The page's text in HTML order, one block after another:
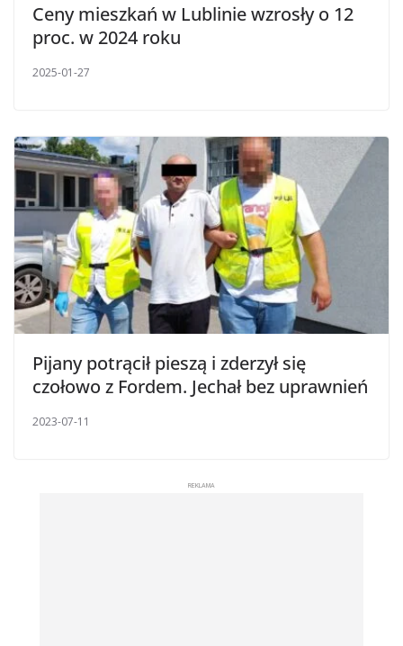
Ceny mieszkań w Lublinie wzrosły o 12
proc. w 2024 roku
2025-01-27
Pijany potrącił pieszą i zderzył się
czołowo z Fordem. Jechał bez uprawnień
2023-07-11
REKLAMA